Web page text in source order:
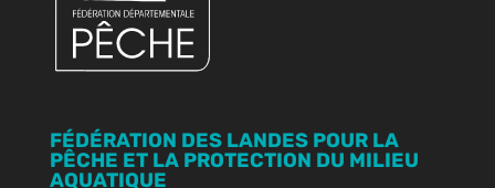
FÉDÉRATION DES LANDES POUR LA
PÊCHE ET LA PROTECTION DU MILIEU
AQUATIQUE